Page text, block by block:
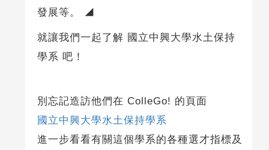
發展等。 ◢
就讓我們一起了解 國立中興大學水土保持
學系 吧！
別忘記造訪他們在 ColleGo! 的頁面
國立中興大學水土保持學系
進一步看看有關這個學系的各種選才指標及